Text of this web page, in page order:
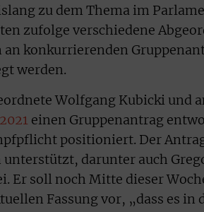
zu dem Thema im
zufolge verschiedene
konkurrierenden
werden.
Wolfgang Kubicki und
einen Gruppenantrag
positioniert. Der
darunter auch
Er soll noch Mitte dieser
Fassung vor, „dass es